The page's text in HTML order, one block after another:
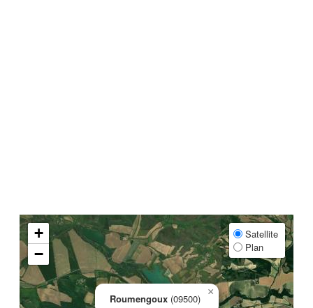
Roumengoux (09500)
×
+
−
Satellite
Plan